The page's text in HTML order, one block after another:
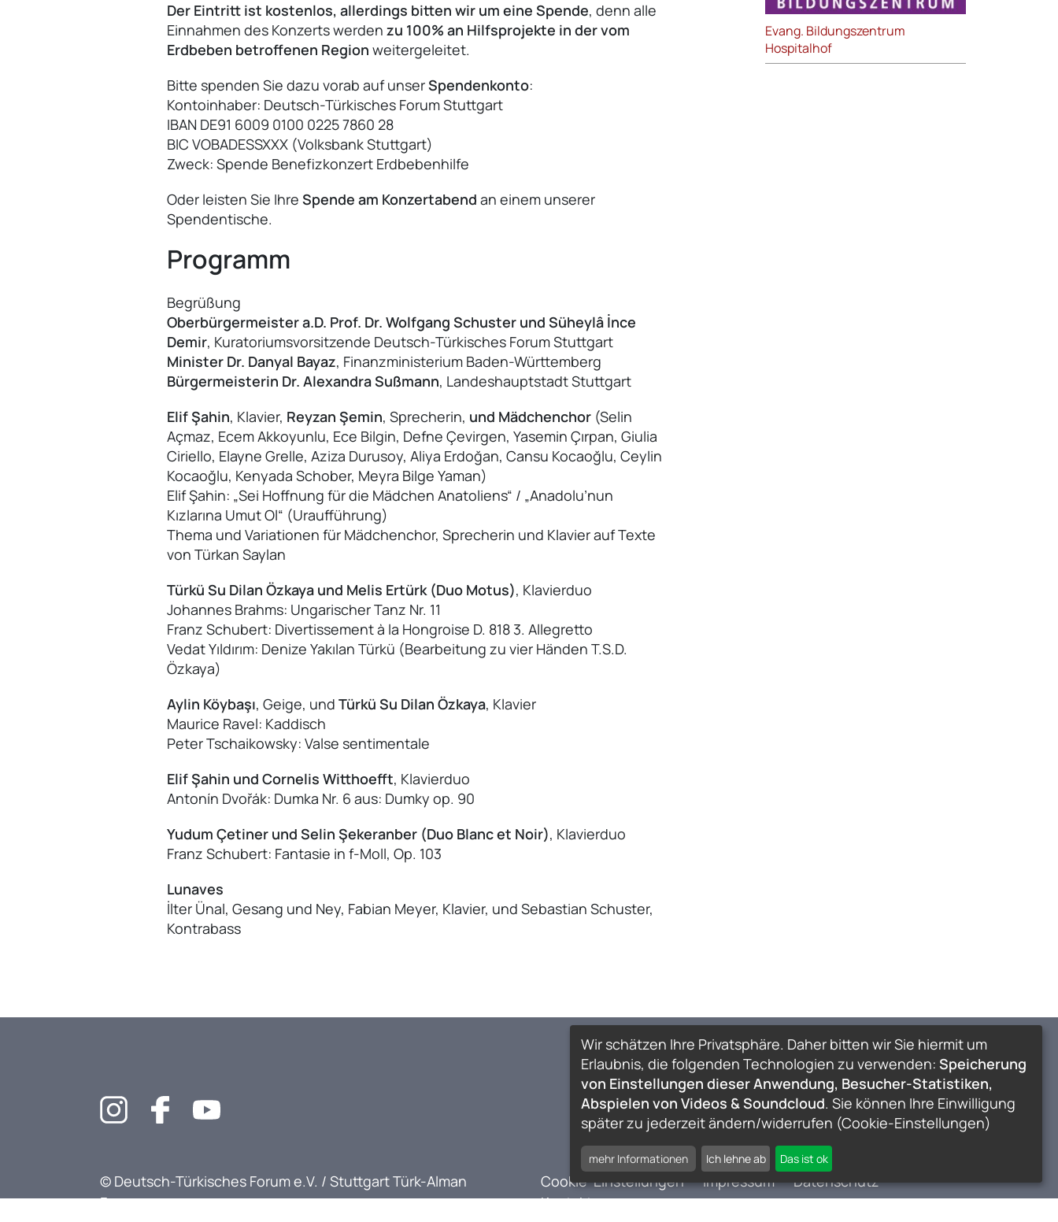
Der Eintritt ist kostenlos, allerdings bitten wir um eine Spende, denn alle
Einnahmen des Konzerts werden zu 100% an Hilfsprojekte in der vom
Erdbeben betroffenen Region weitergeleitet.
Bitte spenden Sie dazu vorab auf unserSpendenkonto:
Kontoinhaber: Deutsch-Türkisches Forum Stuttgart
IBAN DE91 6009 0100 0225 7860 28
BIC VOBADESSXXX (Volksbank Stuttgart)
Zweck: Spende Benefizkonzert Erdbebenhilfe
Oder leisten Sie Ihre Spende am Konzertabend an einem unserer
Spendentische.
Programm
Begrüßung
Oberbürgermeister a.D. Prof. Dr. Wolfgang Schuster und Süheylâ İnce
Demir, Kuratoriumsvorsitzende Deutsch-Türkisches Forum Stuttgart
Minister Dr. Danyal Bayaz, Finanzministerium Baden-Württemberg
Bürgermeisterin Dr. Alexandra Sußmann, Landeshauptstadt Stuttgart
Elif Şahin, Klavier, Reyzan Şemin, Sprecherin, und Mädchenchor(Selin
Açmaz, Ecem Akkoyunlu, Ece Bilgin, Defne Çevirgen, Yasemin Çırpan, Giulia
Ciriello, Elayne Grelle, Aziza Durusoy, Aliya Erdoğan, Cansu Kocaoğlu, Ceylin
Kocaoğlu, Kenyada Schober, Meyra Bilge Yaman)
Elif Şahin: „Sei Hoffnung für die Mädchen Anatoliens“ / „Anadolu’nun
Kızlarına Umut Ol“ (Uraufführung)
Thema und Variationen für Mädchenchor, Sprecherin und Klavier auf Texte
von Türkan Saylan
Türkü Su Dilan Özkaya und Melis Ertürk (Duo Motus), Klavierduo
Johannes Brahms: Ungarischer Tanz Nr. 11
Franz Schubert: Divertissement à la Hongroise D. 818 3. Allegretto
Vedat Yıldırım: Denize Yakılan Türkü (Bearbeitung zu vier Händen T.S.D.
Özkaya)
Aylin Köybaşı, Geige, und Türkü Su Dilan Özkaya, Klavier
Maurice Ravel: Kaddisch
Peter Tschaikowsky: Valse sentimentale
Elif Şahin und Cornelis Witthoefft, Klavierduo
Antonín Dvořák: Dumka Nr. 6 aus: Dumky op. 90
Yudum Çetiner und Selin Şekeranber (Duo Blanc et Noir), Klavierduo
Franz Schubert: Fantasie in f-Moll, Op. 103
Lunaves
İlter Ünal, Gesang und Ney, Fabian Meyer, Klavier, und Sebastian Schuster,
Kontrabass
Evang. Bildungszentrum
Hospitalhof
© Deutsch-Türkisches Forum e.V. / Stuttgart Türk-Alman
Forumu
Cookie-Einstellungen Impressum
Datenschutz
Kontakt
Wir schätzen Ihre Privatsphäre. Daher bitten wir Sie hiermit um
Erlaubnis, die folgenden Technologien zu verwenden: Speicherung
von Einstellungen dieser Anwendung, Besucher-Statistiken,
Abspielen von Videos & Soundcloud. Sie können Ihre Einwilligung
später zu jederzeit ändern/widerrufen (Cookie-Einstellungen)
mehr Informationen Ich lehne ab Das ist ok